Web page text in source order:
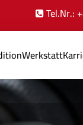
Tel.Nr.:
Werkstatt